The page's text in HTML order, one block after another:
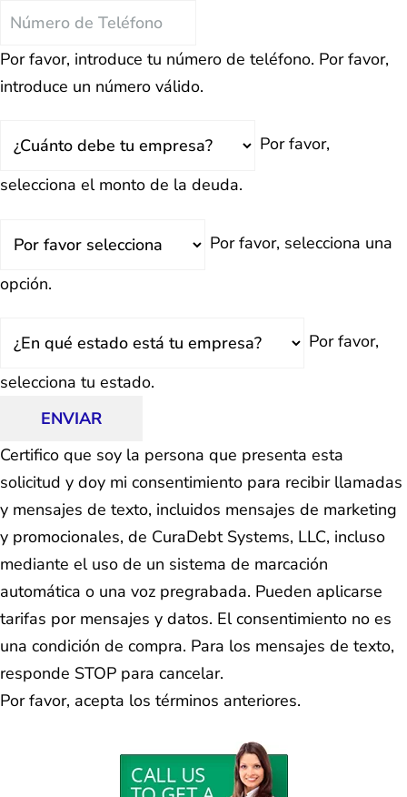
Teléfono
Por favor, introduce tu número de teléfono. Por favor,
introduce un número válido.
Deuda
Por favor,
selecciona el monto de la deuda.
Por favor, selecciona una
opción.
Por favor,
selecciona tu estado.
ENVIAR
Certifico que soy la persona que presenta esta
solicitud y doy mi consentimiento para recibir llamadas
y mensajes de texto, incluidos mensajes de marketing
y promocionales, de CuraDebt Systems, LLC, incluso
mediante el uso de un sistema de marcación
automática o una voz pregrabada. Pueden aplicarse
tarifas por mensajes y datos. El consentimiento no es
una condición de compra. Para los mensajes de texto,
responde STOP para cancelar.
Por favor, acepta los términos anteriores.